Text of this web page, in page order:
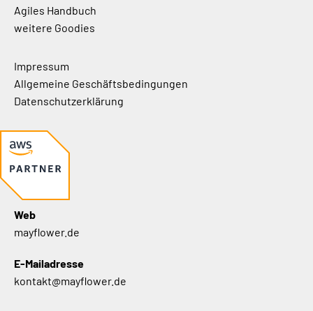
Agiles Handbuch
weitere Goodies
Impressum
Allgemeine Geschäftsbedingungen
Datenschutzerklärung
Web
mayflower.de
E-Mailadresse
kontakt@mayflower.de